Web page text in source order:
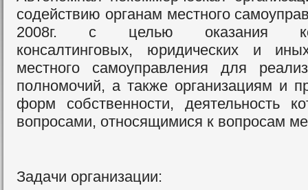
содействию органам местного
2008г. с целью оказания
консалтинговых, юридических и
местного самоуправления для
полномочий, а также организациям и
форм собственности, деятельность
вопросами, относящимися к вопросам
Задачи организации: